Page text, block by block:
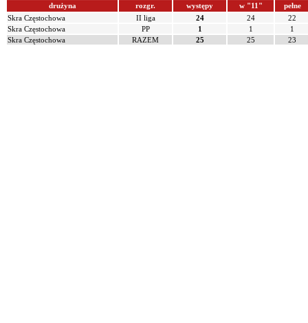
drużyna rozgr. występy w "11"
pełne
Skra Częstochowa
II liga 24 24
22
Skra Częstochowa
PP 1 1
1
Skra Częstochowa
RAZEM 25 25 23